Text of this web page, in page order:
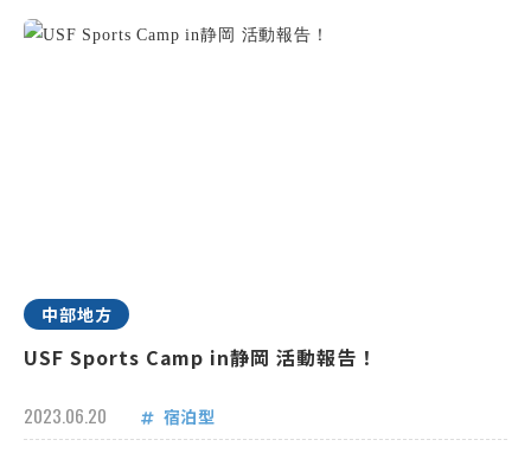
中部地方
USF Sports Camp in静岡 活動報告！
2023.06.20 宿泊型